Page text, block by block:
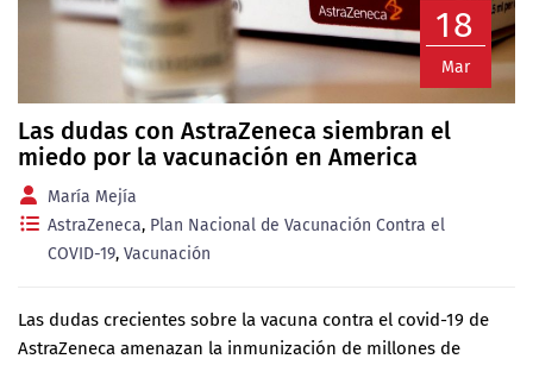
18
Mar
Las dudas con AstraZeneca siembran el
miedo por la vacunación en America
María Mejía
AstraZeneca, Plan Nacional de Vacunación Contra el
COVID-19, Vacunación
Las dudas crecientes sobre la vacuna contra el covid-19 de
AstraZeneca amenazan la inmunización de millones de